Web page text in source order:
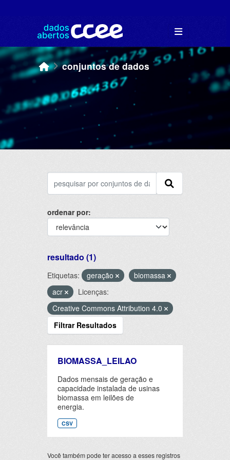
conjuntos de dados
ordenar por
resultado (1)
Etiquetas: geração
biomassa
acr
Licenças:
Creative Commons Attribution 4.0
Filtrar Resultados
BIOMASSA_LEILAO
Dados mensais de geração e
capacidade instalada de usinas
biomassa em leilões de
energia.
CSV
Você também pode ter acesso a esses registros